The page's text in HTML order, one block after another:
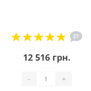
27
12 516 грн.
- +